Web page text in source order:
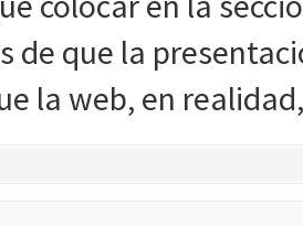
de que la
la web, en